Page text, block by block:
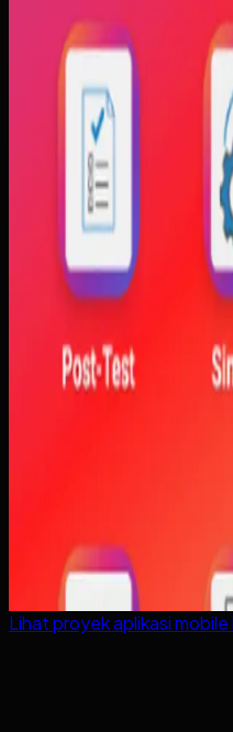
visualisasi gerak, dan
variabel diubah. Dengan
hubungan antara teori dan
Baca studi kasus lengkap
Lihat proyekaplikasi mobile